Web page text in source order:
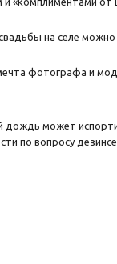
на селе
фотографа и
может
по вопросу